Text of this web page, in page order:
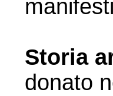
Storia
donato